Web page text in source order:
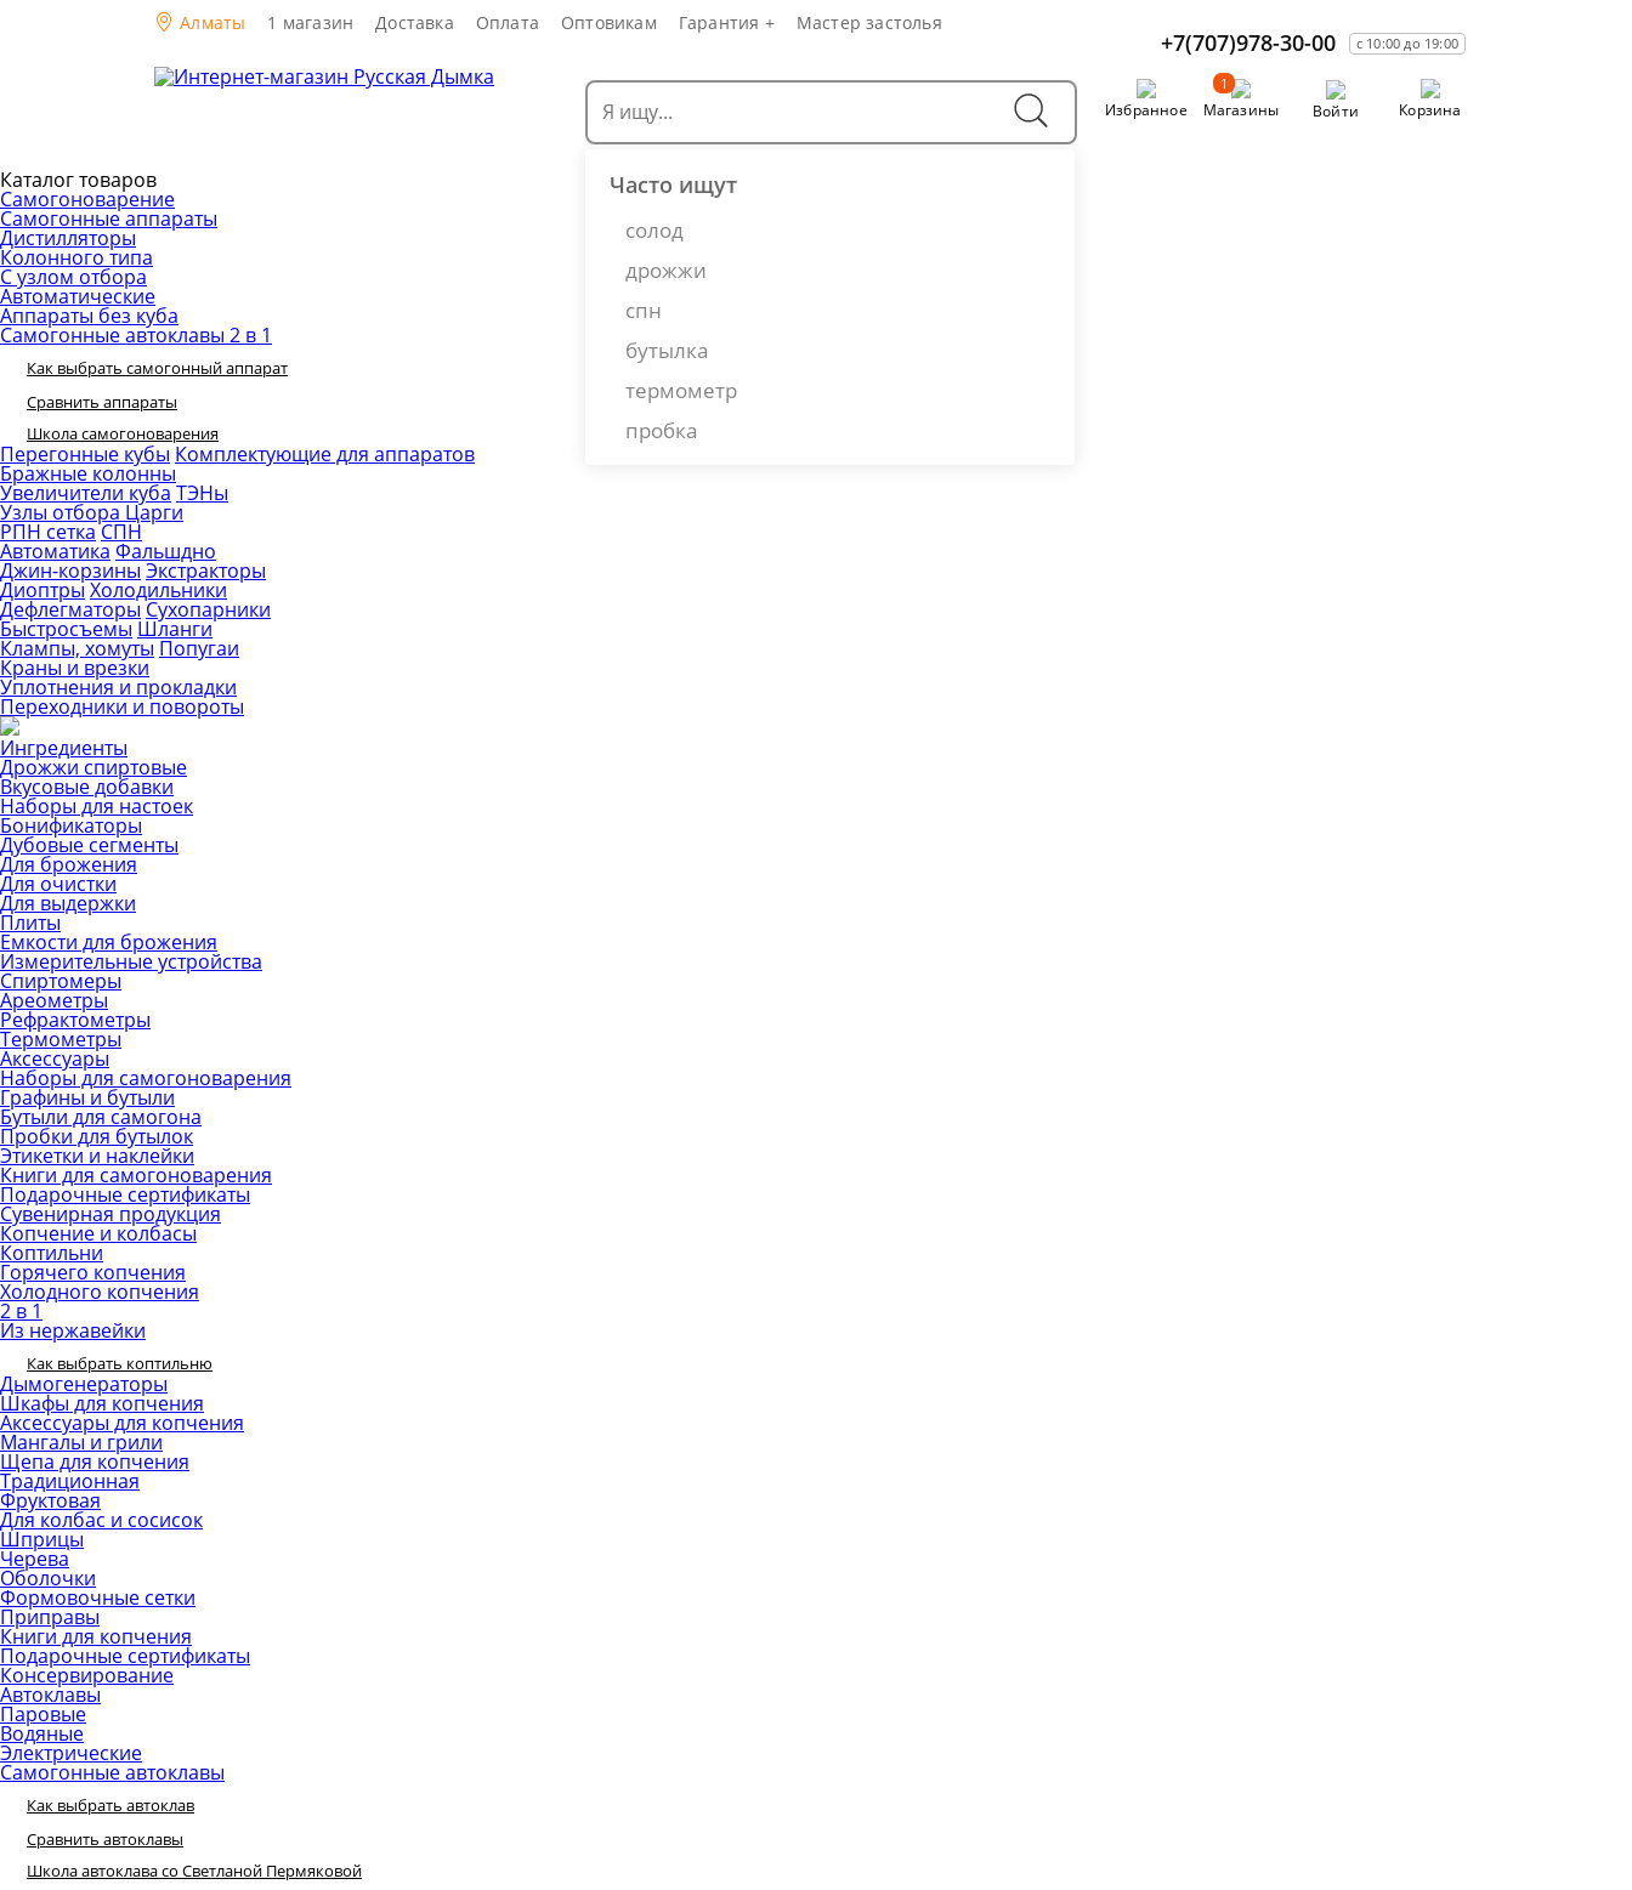
Алматы 1 магазин Доставка Оплата Оптовикам Гарантия + Мастер застолья
+7(707)978-30-00 с 10:00 до 19:00
Часто ищут
солод
дрожжи
спн
бутылка
термометр
пробка
Избранное Магазины
1
Войти Корзина
Каталог товаров
Самогоноварение
Самогонные аппараты
Дистилляторы
Колонного типа
С узлом отбора
Автоматические
Аппараты без куба
Самогонные автоклавы 2 в 1
Как выбрать самогонный аппарат
Сравнить аппараты
Школа самогоноварения
Перегонные кубы Комплектующие для аппаратов
Бражные колонны
Увеличители куба ТЭНы
Узлы отбора Царги
РПН сетка СПН
Автоматика Фальшдно
Джин-корзины Экстракторы
Диоптры Холодильники
Дефлегматоры Сухопарники
Быстросъемы Шланги
Клампы, хомуты Попугаи
Краны и врезки
Уплотнения и прокладки
Переходники и повороты
Ингредиенты
Дрожжи спиртовые
Вкусовые добавки
Наборы для настоек
Бонификаторы
Дубовые сегменты
Для брожения
Для очистки
Для выдержки
Плиты
Емкости для брожения
Измерительные устройства
Спиртомеры
Ареометры
Рефрактометры
Термометры
Аксессуары
Наборы для самогоноварения
Графины и бутыли
Бутыли для самогона
Пробки для бутылок
Этикетки и наклейки
Книги для самогоноварения
Подарочные сертификаты
Сувенирная продукция
Копчение и колбасы
Коптильни
Горячего копчения
Холодного копчения
2 в 1
Из нержавейки
Как выбрать коптильню
Дымогенераторы
Шкафы для копчения
Аксессуары для копчения
Мангалы и грили
Щепа для копчения
Традиционная
Фруктовая
Для колбас и сосисок
Шприцы
Черева
Оболочки
Формовочные сетки
Приправы
Книги для копчения
Подарочные сертификаты
Консервирование
Автоклавы
Паровые
Водяные
Электрические
Самогонные автоклавы
Как выбрать автоклав
Сравнить автоклавы
Школа автоклава со Светланой Пермяковой